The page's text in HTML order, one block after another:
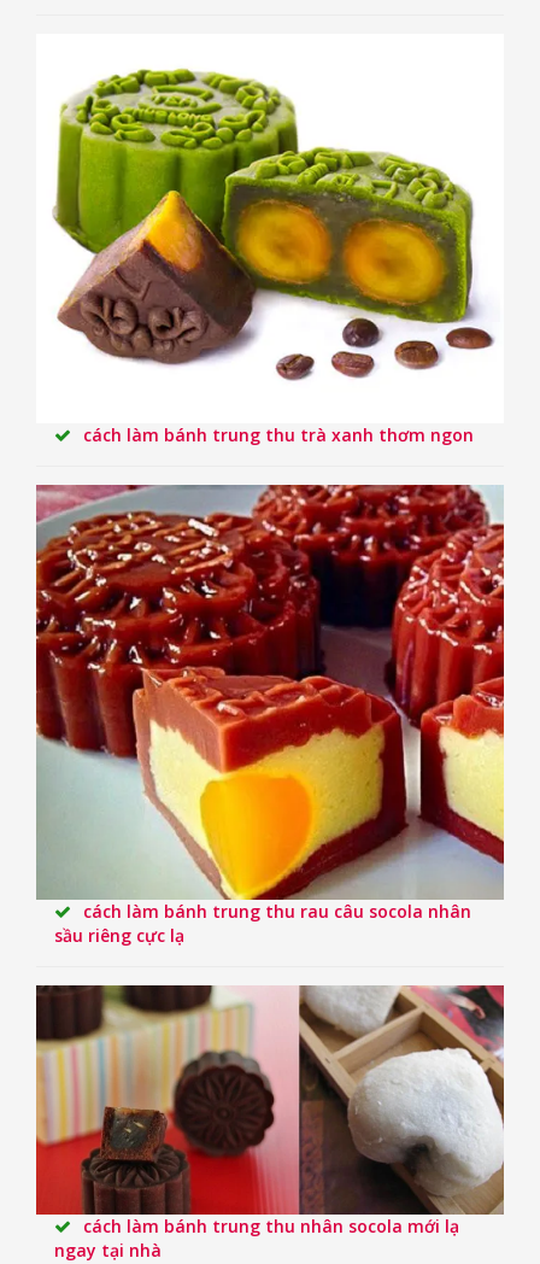
cách làm bánh trung thu trà xanh thơm ngon
cách làm bánh trung thu rau câu socola nhân
sầu riêng cực lạ
cách làm bánh trung thu nhân socola mới lạ
ngay tại nhà